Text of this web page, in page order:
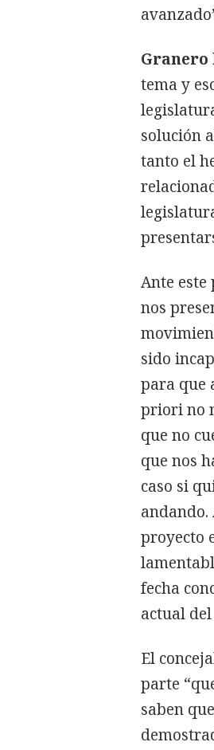
Granero
tema y
solución
tanto el
Ante este
nos
sido
para que
priori no
que no
que nos
caso si
proyecto
fecha
actual del
El
parte
saben